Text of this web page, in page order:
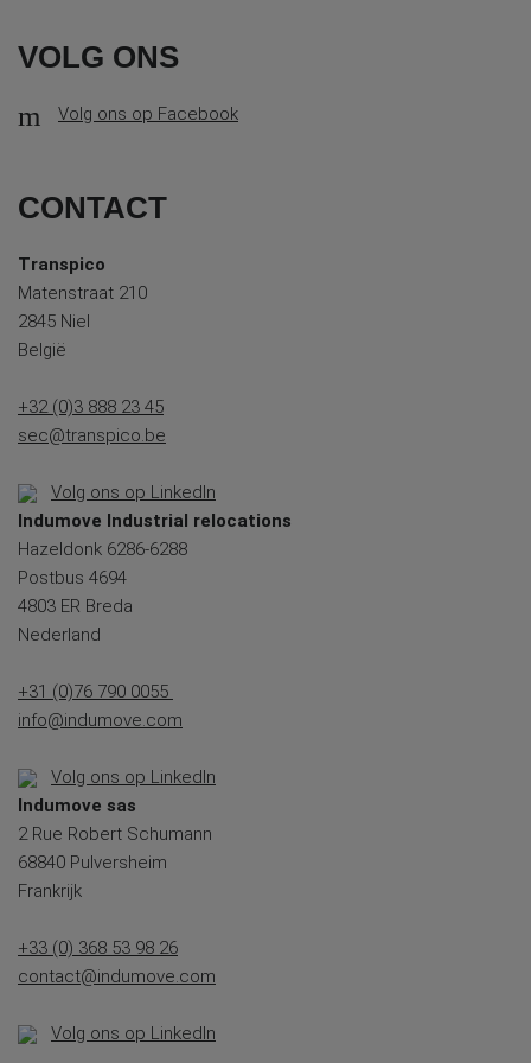
VOLG ONS
Volg ons op Facebook
CONTACT
Transpico
Matenstraat 210
2845 Niel
België
+32 (0)3 888 23 45
sec@transpico.be
Volg ons op LinkedIn
Indumove Industrial relocations
Hazeldonk 6286-6288
Postbus 4694
4803 ER Breda
Nederland
+31 (0)76 790 0055
info@indumove.com
Volg ons op LinkedIn
Indumove sas
2 Rue Robert Schumann
68840 Pulversheim
Frankrijk
+33 (0) 368 53 98 26
contact@indumove.com
Volg ons op LinkedIn